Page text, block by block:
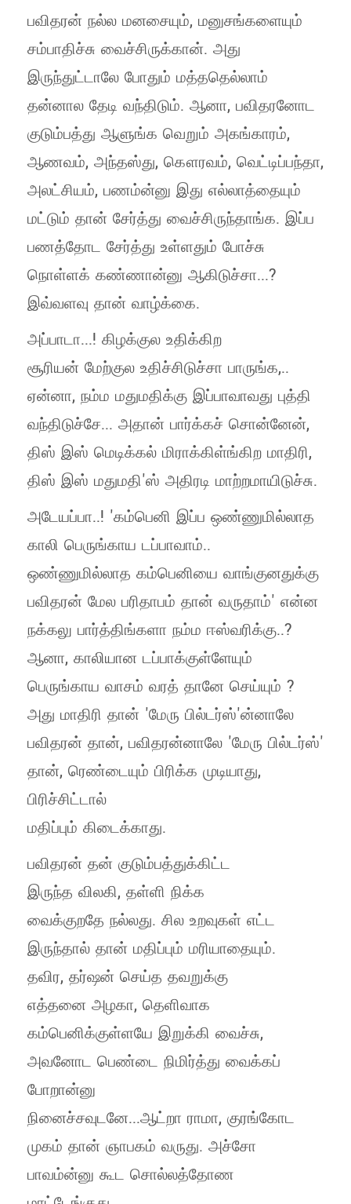
பவிதரன் நல்ல மனசையும், மனுசங்களையும்
சம்பாதிச்சு வைச்சிருக்கான். அது
இருந்துட்டாலே போதும் மத்ததெல்லாம்
தன்னால தேடி வந்திடும். ஆனா, பவிதரனோட
குடும்பத்து ஆளுங்க வெறும் அகங்காரம்,
ஆணவம், அந்தஸ்து, கௌரவம், வெட்டிப்பந்தா,
அலட்சியம், பணம்ன்னு இது எல்லாத்தையும்
மட்டும் தான் சேர்த்து வைச்சிருந்தாங்க. இப்ப
பணத்தோட சேர்த்து உள்ளதும் போச்சு
நொள்ளக் கண்ணான்னு ஆகிடுச்சா...?
இவ்வளவு தான் வாழ்க்கை.
அப்பாடா...! கிழக்குல உதிக்கிற
சூரியன் மேற்குல உதிச்சிடுச்சா பாருங்க,..
ஏன்னா, நம்ம மதுமதிக்கு இப்பாவாவது புத்தி
வந்திடுச்சே... அதான் பார்க்கச் சொன்னேன்,
திஸ் இஸ் மெடிக்கல் மிராக்கிள்ங்கிற மாதிரி,
திஸ் இஸ் மதுமதி'ஸ் அதிரடி மாற்றமாயிடுச்சு.
அடேயப்பா..! 'கம்பெனி இப்ப ஒண்ணுமில்லாத
காலி பெருங்காய டப்பாவாம்..
ஒண்ணுமில்லாத கம்பெனியை வாங்குனதுக்கு
பவிதரன் மேல பரிதாபம் தான் வருதாம்' என்ன
நக்கலு பார்த்திங்களா நம்ம ஈஸ்வரிக்கு..?
ஆனா, காலியான டப்பாக்குள்ளேயும்
பெருங்காய வாசம் வரத் தானே செய்யும் ?
அது மாதிரி தான் 'மேரு பில்டர்ஸ்'ன்னாலே
பவிதரன் தான், பவிதரன்னாலே 'மேரு பில்டர்ஸ்'
தான், ரெண்டையும் பிரிக்க முடியாது,
பிரிச்சிட்டால்
மதிப்பும் கிடைக்காது.
பவிதரன் தன் குடும்பத்துக்கிட்ட
இருந்த விலகி, தள்ளி நிக்க
வைக்குறதே நல்லது. சில உறவுகள் எட்ட
இருந்தால் தான் மதிப்பும் மரியாதையும்.
தவிர, தர்ஷன் செய்த தவறுக்கு
எத்தனை அழகா, தெளிவாக
கம்பெனிக்குள்ளயே இறுக்கி வைச்சு,
அவனோட பெண்டை நிமிர்த்து வைக்கப்
போறான்னு
நினைச்சவுடனே...ஆட்றா ராமா, குரங்கோட
முகம் தான் ஞாபகம் வருது. அச்சோ
பாவம்ன்னு கூட சொல்லத்தோண